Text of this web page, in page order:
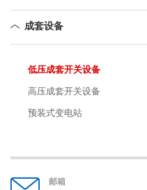
成套设备
低压成套开关设备
高压成套开关设备
预装式变电站
邮箱